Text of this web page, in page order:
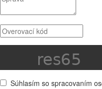
Súhlasím so spracovaním